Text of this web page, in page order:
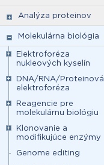
Analýza proteinov
Molekulárna biológia
Elektroforéza
nukleových kyselín
DNA/RNA/Proteinová
elektroforéza
Reagencie pre
molekulárnu biológiu
Klonovanie a
modifikujúce enzýmy
Genome editing